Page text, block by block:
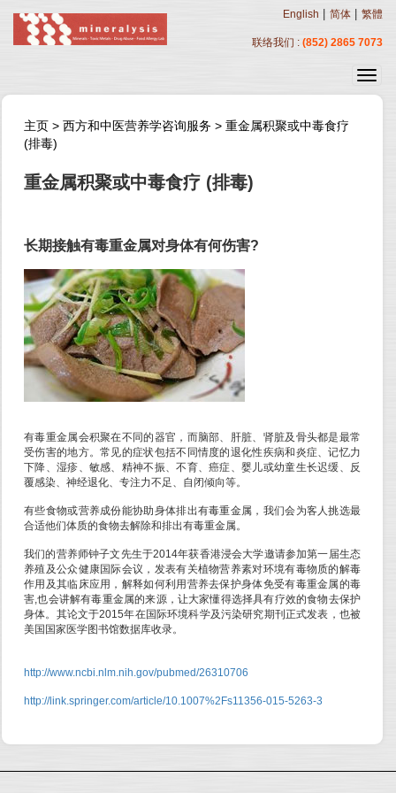
English 简体 繁體
联络我们 : (852) 2865 7073
主页 > 西方和中医营养学咨询服务 > 重金属积聚或中毒食疗
(排毒)
重金属积聚或中毒食疗 (排毒)
长期接触有毒重金属对身体有何伤害?
有毒重金属会积聚在不同的器官，而脑部、肝脏、肾脏及骨头都是最常
受伤害的地方。常见的症状包括不同情度的退化性疾病和炎症、记忆力
下降、湿疹、敏感、精神不振、不育、癌症、婴儿或幼童生长迟缓、反
覆感染、神经退化、专注力不足、自闭倾向等。
有些食物或营养成份能协助身体排出有毒重金属，我们会为客人挑选最
合适他们体质的食物去解除和排出有毒重金属。
我们的营养师钟子文先生于2014年获香港浸会大学邀请参加第一届生态
养殖及公众健康国际会议，发表有关植物营养素对环境有毒物质的解毒
作用及其临床应用，解释如何利用营养去保护身体免受有毒重金属的毒
害,也会讲解有毒重金属的来源，让大家懂得选择具有疗效的食物去保护
身体。其论文于2015年在国际环境科学及污染研究期刊正式发表，也被
美国国家医学图书馆数据库收录。
http://www.ncbi.nlm.nih.gov/pubmed/26310706
http://link.springer.com/article/10.1007%2Fs11356-015-5263-3